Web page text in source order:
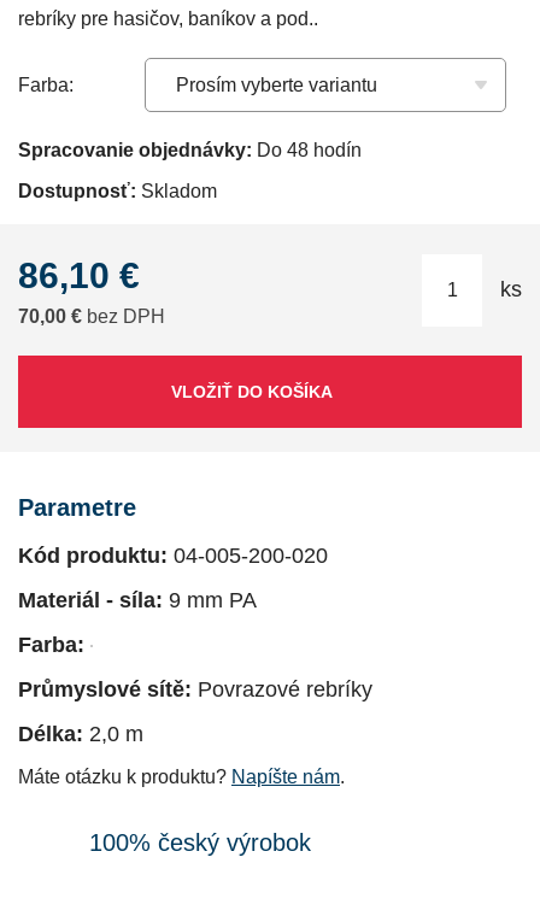
rebríky pre hasičov, baníkov a pod..
Farba:
Spracovanie objednávky: Do 48 hodín
Dostupnosť: Skladom
86,10 €
70,00 € bez DPH
ks
VLOŽIŤ DO KOŠÍKA
Parametre
Kód produktu: 04-005-200-020
Materiál - síla: 9 mm PA
Farba:
Průmyslové sítě: Povrazové rebríky
Délka: 2,0 m
Máte otázku k produktu? Napíšte nám.
100% český výrobok